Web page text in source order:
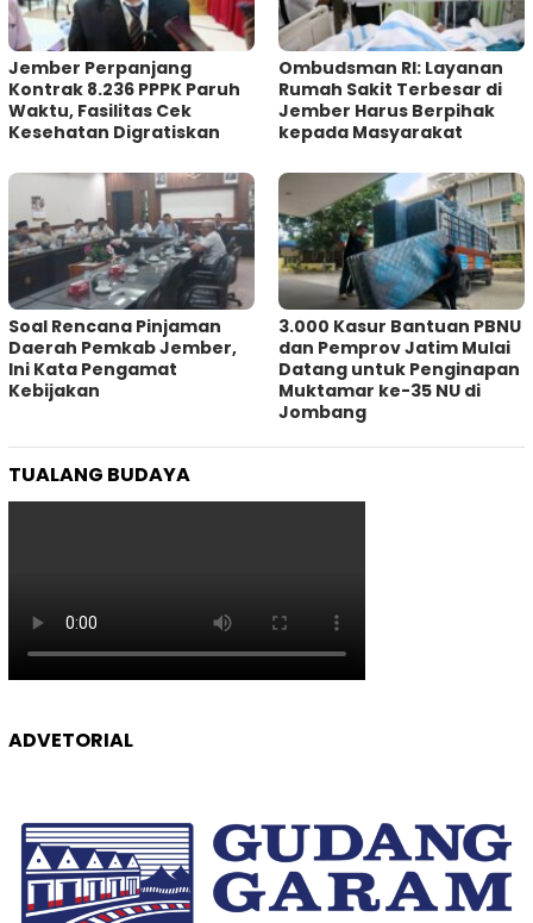
Jember Perpanjang
Kontrak 8.236 PPPK Paruh
Waktu, Fasilitas Cek
Kesehatan Digratiskan
Ombudsman RI: Layanan
Rumah Sakit Terbesar di
Jember Harus Berpihak
kepada Masyarakat
‎Soal Rencana Pinjaman
Daerah Pemkab Jember,
Ini Kata Pengamat
Kebijakan ‎
3.000 Kasur Bantuan PBNU
dan Pemprov Jatim Mulai
Datang untuk Penginapan
Muktamar ke-35 NU di
Jombang
TUALANG BUDAYA
ADVETORIAL